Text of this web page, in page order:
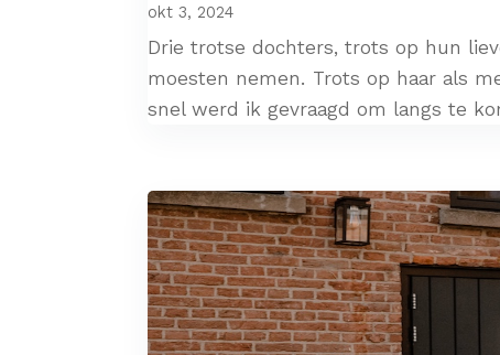
okt 3, 2024
Drie trotse dochters, trots op hun
moesten nemen. Trots op haar als
snel werd ik gevraagd om langs te